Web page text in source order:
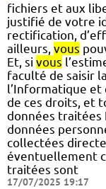
fichiers et aux
justifié de votre
rectification,
ailleurs, vous
Et, si vous
faculté de saisir
l’Informatique et
de ces droits, et
données traitées
données
collectées
éventuellement
traitées sont
17/07/2025 19:17